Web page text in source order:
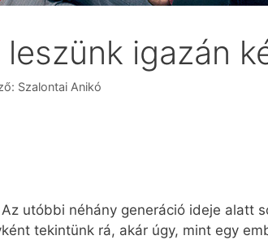
igazán
Szalontai Anikó
utóbbi néhány generáció ideje alatt
tekintünk rá, akár úgy, mint egy